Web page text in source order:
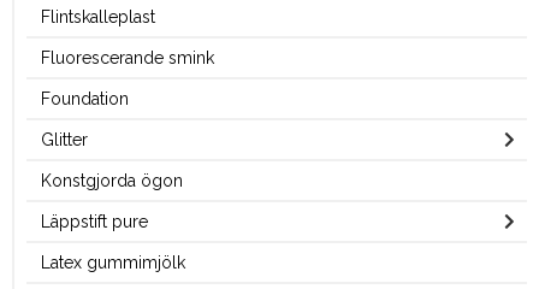
Flintskalleplast
Fluorescerande smink
Foundation
Glitter
Konstgjorda ögon
Läppstift pure
Latex gummimjölk